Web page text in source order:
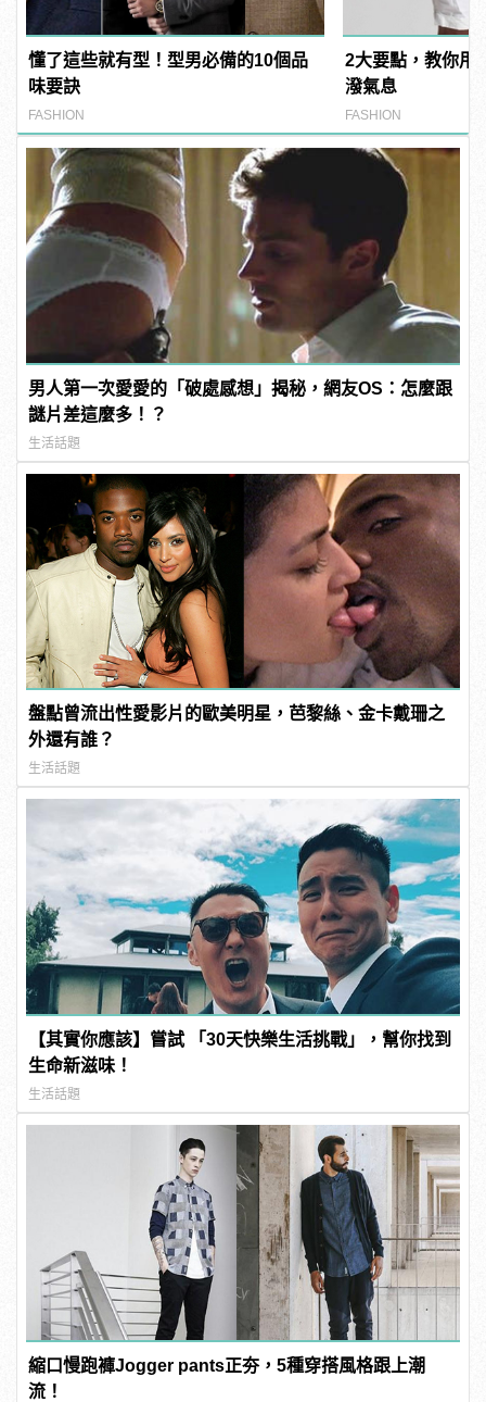
懂了這些就有型！型男必備的10個品
味要訣
FASHION
2大要點，教你用
潑氣息
FASHION
男人第一次愛愛的「破處感想」揭秘，網友OS：怎麼跟
謎片差這麼多！？
生活話題
盤點曾流出性愛影片的歐美明星，芭黎絲、金卡戴珊之
外還有誰？
生活話題
【其實你應該】嘗試 「30天快樂生活挑戰」，幫你找到
生命新滋味！
生活話題
縮口慢跑褲Jogger pants正夯，5種穿搭風格跟上潮
流！